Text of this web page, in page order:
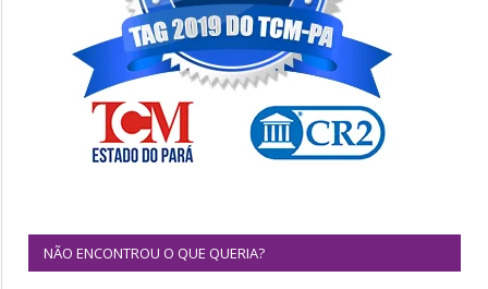
NÃO ENCONTROU O QUE QUERIA?